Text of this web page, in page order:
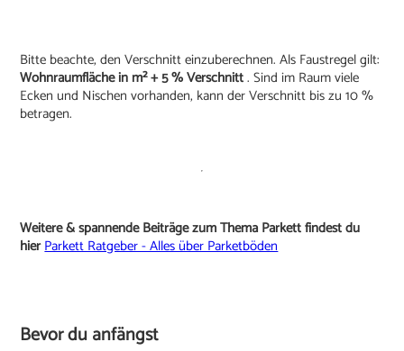
Bitte beachte, den Verschnitt einzuberechnen. Als Faustregel gilt:
Wohnraumfläche in m² + 5 % Verschnitt. Sind im Raum viele
Ecken und Nischen vorhanden, kann der Verschnitt bis zu 10 %
betragen.
Weitere & spannende Beiträge zum Thema Parkett findest du
hierParkett Ratgeber - Alles über Parketböden
Bevor du anfängst